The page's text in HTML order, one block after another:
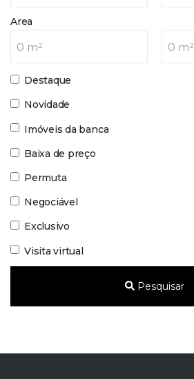
Area
0 m² 0 m²
Destaque
Novidade
Imóveis da banca
Baixa de preço
Permuta
Negociável
Exclusivo
Visita virtual
Pesquisar